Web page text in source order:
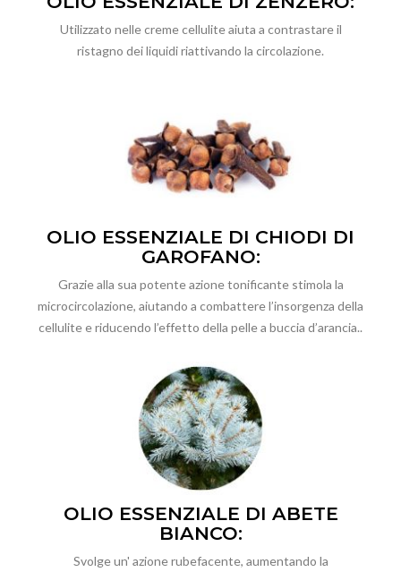
Utilizzato nelle creme cellulite aiuta a contrastare il
ristagno dei liquidi riattivando la circolazione.
OLIO ESSENZIALE DI CHIODI DI
GAROFANO:
Grazie alla sua potente azione tonificante stimola la
microcircolazione, aiutando a combattere l’insorgenza della
cellulite e riducendo l’effetto della pelle a buccia d’arancia..
OLIO ESSENZIALE DI ABETE
BIANCO:
Svolge un' azione rubefacente, aumentando la